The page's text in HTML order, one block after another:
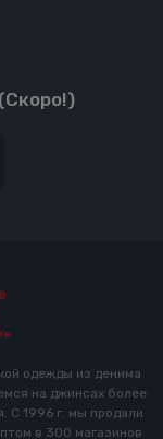
одежды из денима
на джинсах более
С 1996 г. мы продали
в 300 магазинов